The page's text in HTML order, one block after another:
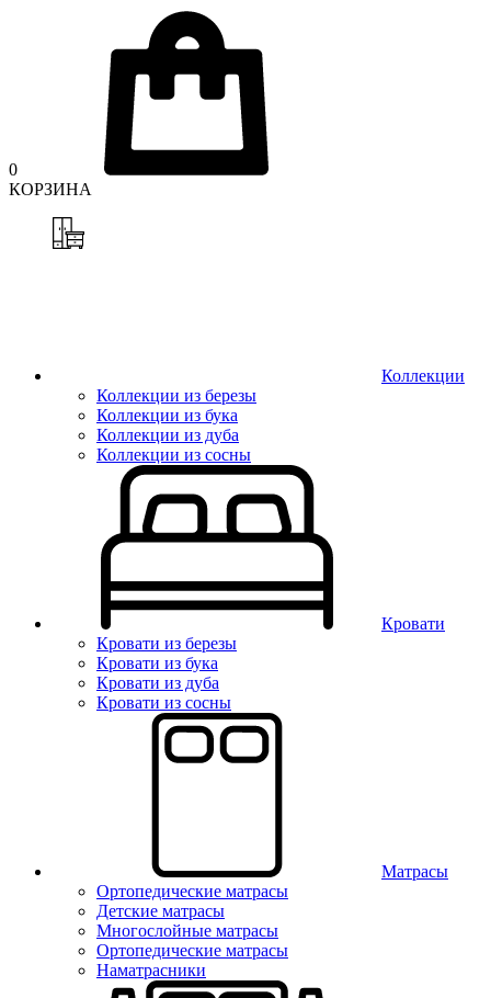
0
КОРЗИНА
Коллекции
Коллекции из березы
Коллекции из бука
Коллекции из дуба
Коллекции из сосны
Кровати
Кровати из березы
Кровати из бука
Кровати из дуба
Кровати из сосны
Матрасы
Ортопедические матрасы
Детские матрасы
Многослойные матрасы
Ортопедические матрасы
Наматрасники